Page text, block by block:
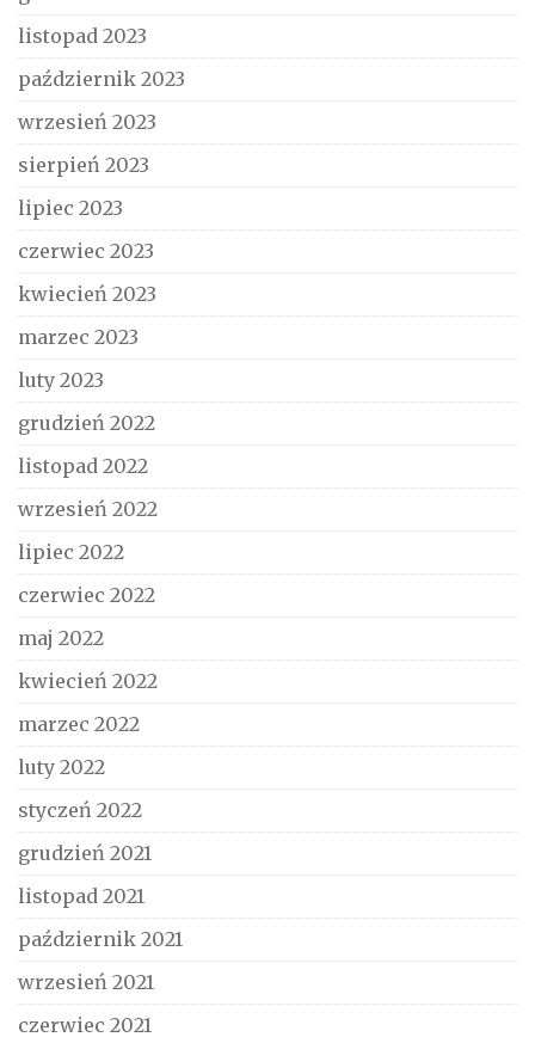
listopad 2023
październik 2023
wrzesień 2023
sierpień 2023
lipiec 2023
czerwiec 2023
kwiecień 2023
marzec 2023
luty 2023
grudzień 2022
listopad 2022
wrzesień 2022
lipiec 2022
czerwiec 2022
maj 2022
kwiecień 2022
marzec 2022
luty 2022
styczeń 2022
grudzień 2021
listopad 2021
październik 2021
wrzesień 2021
czerwiec 2021